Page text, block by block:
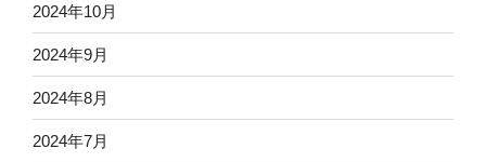
2024年10月
2024年9月
2024年8月
2024年7月